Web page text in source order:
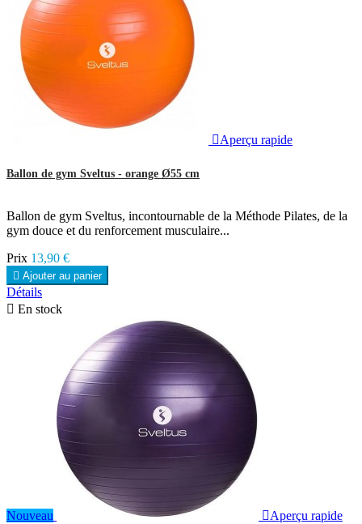
Aperçu rapide
Ballon de gym Sveltus - orange Ø55 cm
Ballon de gym Sveltus, incontournable de la Méthode Pilates, de la
gym douce et du renforcement musculaire...
Prix 13,90 €
 Ajouter au panier
Détails
 En stock
Nouveau Aperçu rapide